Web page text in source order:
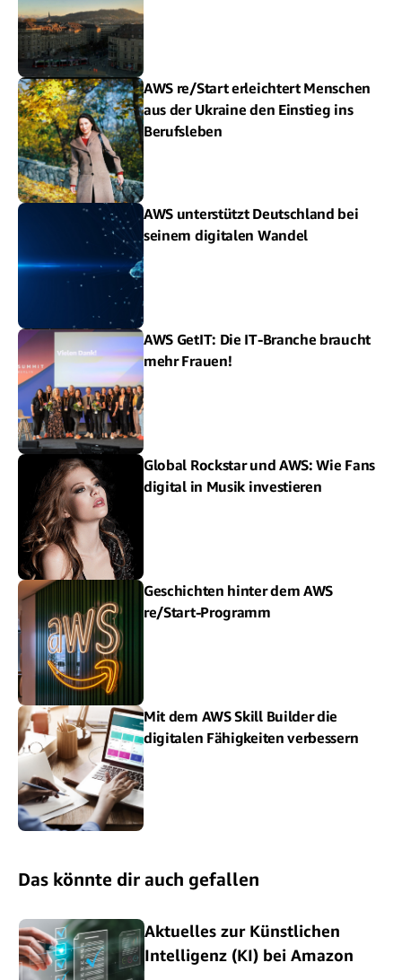
AWS re/Start erleichtert Menschen
aus der Ukraine den Einstieg ins
Berufsleben
AWS unterstützt Deutschland bei
seinem digitalen Wandel
AWS GetIT: Die IT-Branche braucht
mehr Frauen!
Global Rockstar und AWS: Wie Fans
digital in Musik investieren
Geschichten hinter dem AWS
re/Start-Programm
Mit dem AWS Skill Builder die
digitalen Fähigkeiten verbessern
Das könnte dir auch gefallen
Aktuelles zur Künstlichen
Intelligenz (KI) bei Amazon